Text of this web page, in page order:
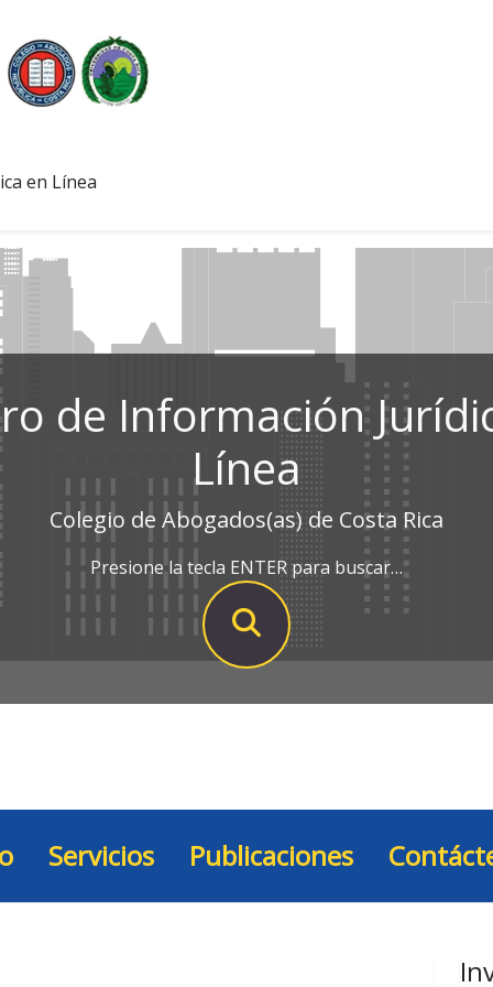
en Línea
de Información
Línea
Colegio de Abogados(as) de Costa Rica
Presione la tecla ENTER para buscar…
Servicios Publicaciones